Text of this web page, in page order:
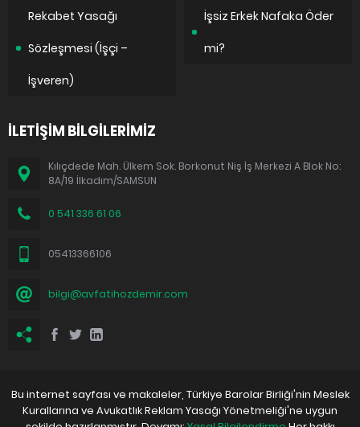
Rekabet Yasağı
Sözleşmesi (İşçi –
İşveren)
İşsiz Erkek Nafaka Öder
mi?
İLETİŞİM BİLGİLERİMİZ
Kılıçdede Mah. Ülkem Sok. Borkonut Niş İş Merkezi A Blok No:
8A/19 İlkadım/SAMSUN
0 541 336 61 06
05413366106
bilgi@avfatihozdemir.com
Bu internet sayfası ve makaleler, Türkiye Barolar Birliği'nin Meslek
Kurallarına ve Avukatlık Reklam Yasağı Yönetmeliği'ne uygun